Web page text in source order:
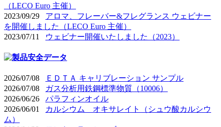
（LECO Euro 主催）
2023/09/29 アロマ、フレーバー&フレグランス ウェビナー
を開催しました（LECO Euro 主催）
2023/07/11
ウェビナー開催いたしました（2023）
2026/07/08
ＥＤＴＡ キャリブレーション サンプル
2026/07/08
ガス分析用鉄鋼標準物質（10006）
2026/06/26 パラフィンオイル
2026/06/01
カルシウム オキサレイト（シュウ酸カルシウ
ム）